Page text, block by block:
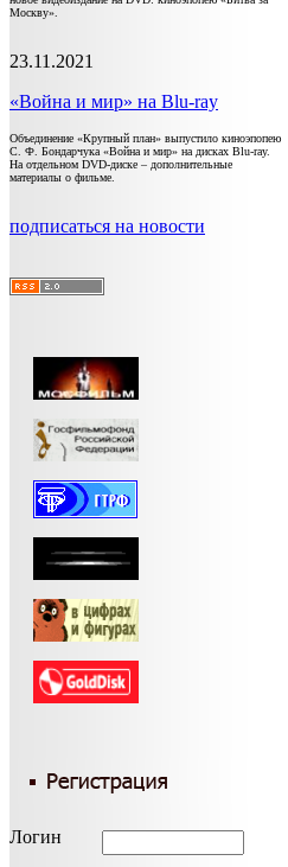
Москву».
23.11.2021
«Война и мир» на Blu-ray
Объединение «Крупный план» выпустило киноэпопею
С. Ф. Бондарчука «Война и мир» на дисках Blu-ray.
На отдельном DVD-диске – дополнительные
материалы о фильме.
подписаться на новости
Логин